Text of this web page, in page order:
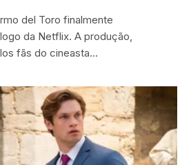
del Toro finalmente
da Netflix. A produção,
fãs do cineasta…